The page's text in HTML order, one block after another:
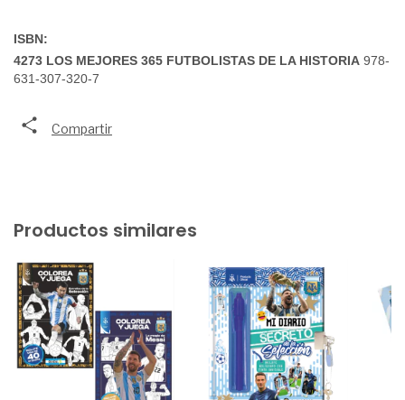
ISBN:
4273 LOS MEJORES 365 FUTBOLISTAS DE LA HISTORIA 978-
631-307-320-7
Compartir
Productos similares